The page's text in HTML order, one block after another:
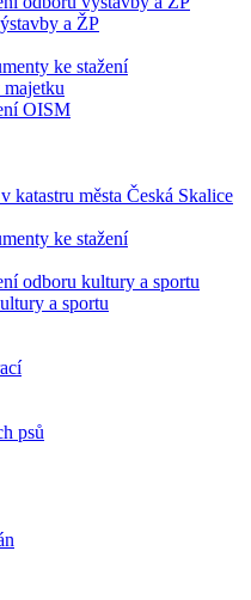
a ŽP
ke stažení
OISM
katastru města Česká Skalice
ke stažení
odboru kultury a sportu
a sportu
psů